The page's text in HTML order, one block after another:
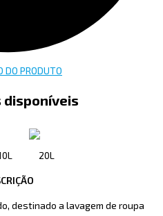
DO PRODUTO
20L
destinado a lavagem de roupa